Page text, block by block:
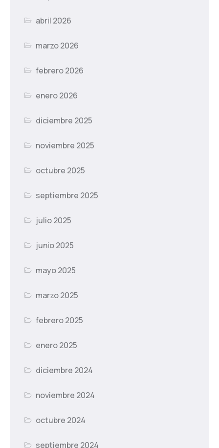
abril 2026
marzo 2026
febrero 2026
enero 2026
diciembre 2025
noviembre 2025
octubre 2025
septiembre 2025
julio 2025
junio 2025
mayo 2025
marzo 2025
febrero 2025
enero 2025
diciembre 2024
noviembre 2024
octubre 2024
septiembre 2024